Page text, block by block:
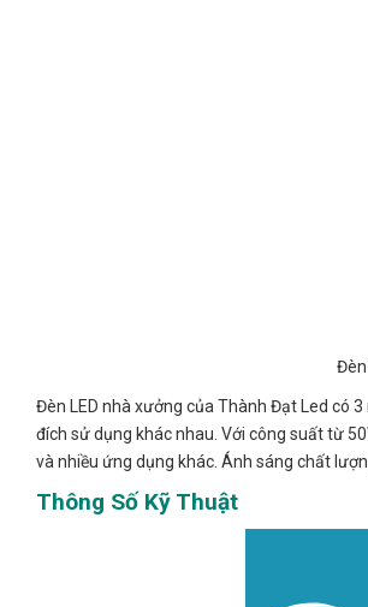
Đèn
Đèn LED nhà xưởng của Thành Đạt Led có
đích sử dụng khác nhau. Với công suất từ
và nhiều ứng dụng khác. Ánh sáng chất
Thông Số Kỹ Thuật